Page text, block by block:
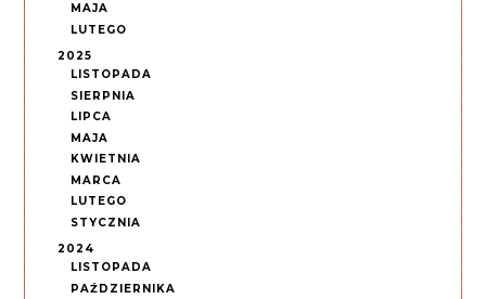
MAJA
LUTEGO
2025
LISTOPADA
SIERPNIA
LIPCA
MAJA
KWIETNIA
MARCA
LUTEGO
STYCZNIA
2024
LISTOPADA
PAŹDZIERNIKA